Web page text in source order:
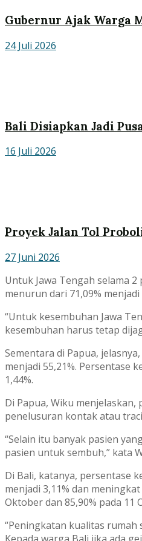
Gubernur Ajak Warga
24 Juli 2026
Bali Disiapkan Jadi
16 Juli 2026
Proyek Jalan Tol
27 Juni 2026
Untuk Jawa Tengah selama
menurun dari 71,09%
“Untuk kesembuhan Jawa
kesembuhan harus tetap
Sementara di Papua,
menjadi 55,21%. Persentase
1,44%.
Di Papua, Wiku
penelusuran kontak atau
“Selain itu banyak pasien
pasien untuk sembuh,” kata
Di Bali, katanya, persentase
menjadi 3,11% dan
Oktober dan 85,90% pada 11
“Peningkatan kualitas